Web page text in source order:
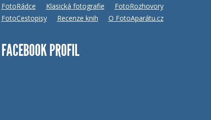
FotoRádce Klasická fotografie
FotoRozhovory
FotoCestopisy
Recenze knih O FotoAparátu.cz
FACEBOOK PROFIL